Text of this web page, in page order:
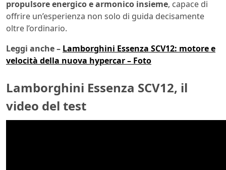
propulsore energico e armonico insieme, capace di
offrire un’esperienza non solo di guida decisamente
oltre l’ordinario.
Leggi anche – Lamborghini Essenza SCV12: motore e
velocità della nuova hypercar – Foto
Lamborghini Essenza SCV12, il
video del test